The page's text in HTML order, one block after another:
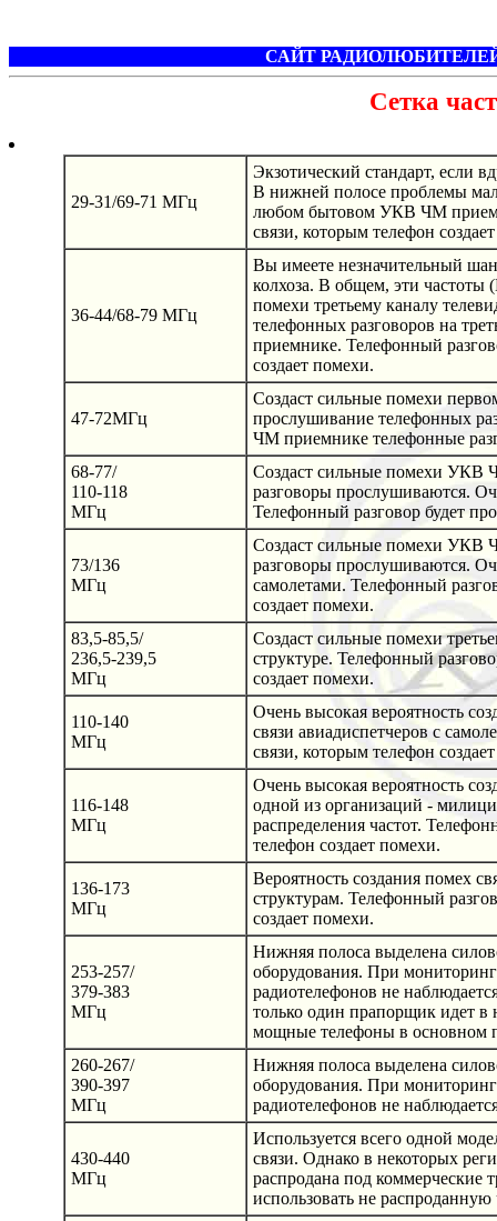
САЙТ
Сетка
29-31/69-71 МГц
Экзотический стандарт, если
В нижней полосе проблемы
любом бытовом УКВ ЧМ
связи, которым телефон
36-44/68-79 МГц
Вы имеете незначительный
колхоза. В общем, эти
помехи третьему каналу
телефонных разговоров на
приемнике. Телефонный
создает помехи.
47-72МГц
Создаст сильные помехи
прослушивание телефонных
ЧМ приемнике телефонные
68-77/
110-118
МГц
Создаст сильные помехи
разговоры прослушиваются.
Телефонный разговор будет
73/136
МГц
Создаст сильные помехи
разговоры прослушиваются.
самолетами. Телефонный
создает помехи.
83,5-85,5/
236,5-239,5
МГц
Создаст сильные помехи
структуре. Телефонный
создает помехи.
110-140
МГц
Очень высокая вероятность
связи авиадиспетчеров с
связи, которым телефон
116-148
МГц
Очень высокая вероятность
одной из организаций -
распределения частот.
телефон создает помехи.
136-173
МГц
Вероятность создания помех
структурам. Телефонный
создает помехи.
253-257/
379-383
МГц
Нижняя полоса выделена
оборудования. При
радиотелефонов не
только один прапорщик идет в
мощные телефоны в основном
260-267/
390-397
МГц
Нижняя полоса выделена
оборудования. При
радиотелефонов не
430-440
МГц
Используется всего одной
связи. Однако в некоторых
распродана под коммерческие
использовать не распроданную